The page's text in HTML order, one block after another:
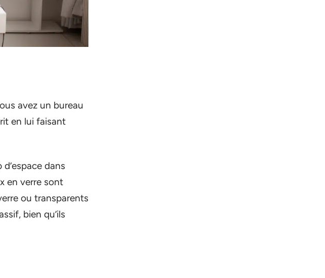
avez un bureau
en lui faisant
dans
en verre sont
ou transparents
bien qu’ils